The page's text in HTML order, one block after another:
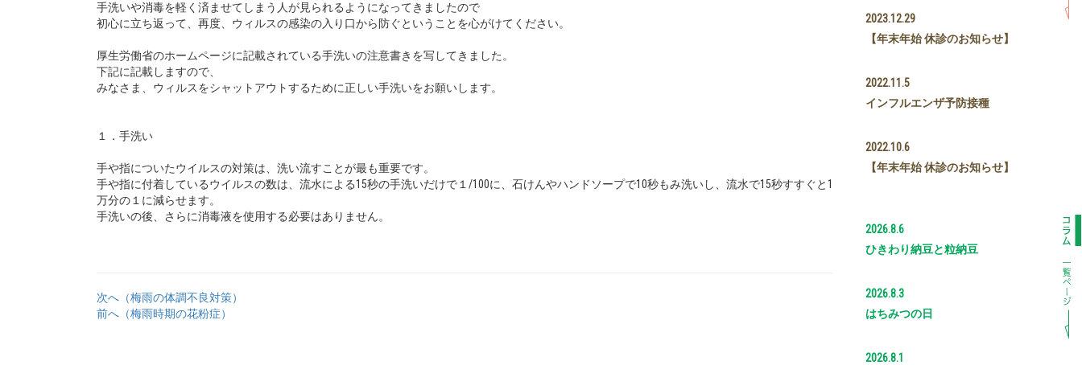
手洗いや消毒を軽く済ませてしまう人が見られるようになってきましたので
初心に立ち返って、再度、ウィルスの感染の入り口から防ぐということを心がけてください。
厚生労働省のホームページに記載されている手洗いの注意書きを写してきました。
下記に記載しますので、
みなさま、ウィルスをシャットアウトするために正しい手洗いをお願いします。
１．手洗い
手や指についたウイルスの対策は、洗い流すことが最も重要です。
手や指に付着しているウイルスの数は、流水による15秒の手洗いだけで１/100に、石けんやハンドソープで10秒もみ洗いし、流水で15秒すすぐと1
万分の１に減らせます。
手洗いの後、さらに消毒液を使用する必要はありません。
次へ（梅雨の体調不良対策）
前へ（梅雨時期の花粉症）
2023.12.29
【年末年始 休診のお知らせ】
2022.11.5
インフルエンザ予防接種
2022.10.6
【年末年始 休診のお知らせ】
2026.8.6
ひきわり納豆と粒納豆
2026.8.3
はちみつの日
2026.8.1